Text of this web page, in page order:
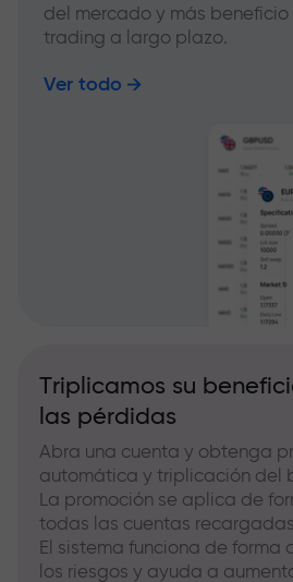
del mercado y más beneficio
trading a largo plazo.
Ver todo
Triplicamos su
las pérdidas
Abra una cuenta y obtenga
automática y triplicación del
La promoción se aplica de
todas las cuentas
El sistema funciona de forma
los riesgos y ayuda a